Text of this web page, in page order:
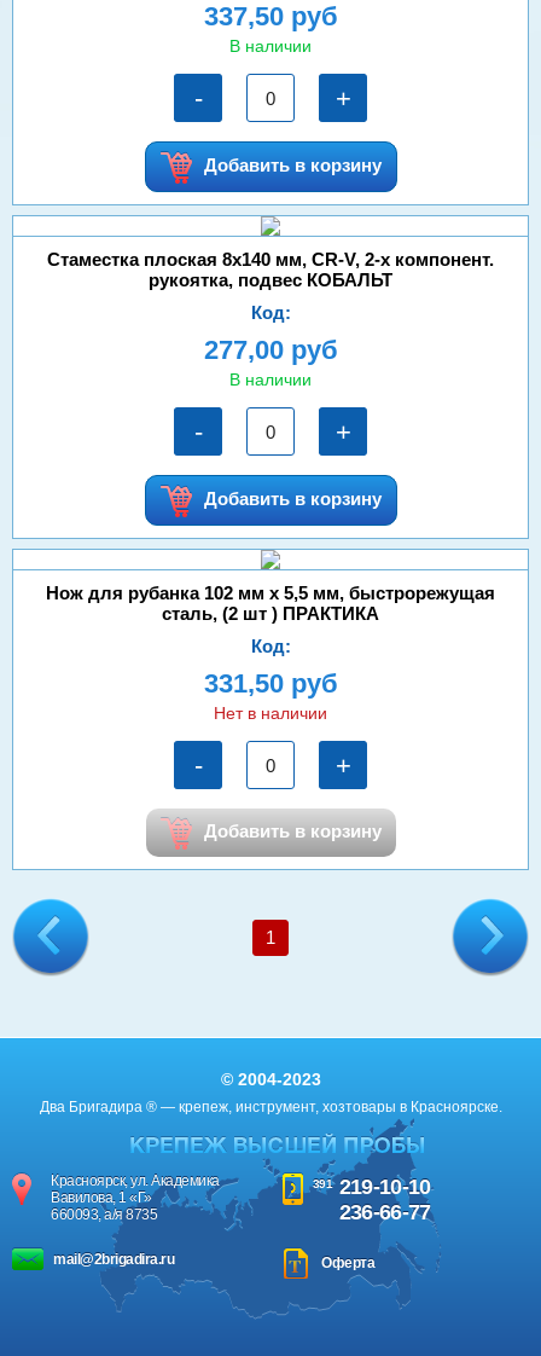
337,50 руб
В наличии
- +
Добавить в корзину
Стаместка плоская 8х140 мм, CR-V, 2-х компонент.
рукоятка, подвес КОБАЛЬТ
Код:
277,00 руб
В наличии
- +
Добавить в корзину
Нож для рубанка 102 мм х 5,5 мм, быстрорежущая
сталь, (2 шт ) ПРАКТИКА
Код:
331,50 руб
Нет в наличии
- +
Добавить в корзину
1
© 2004-2023
Два Бригадира ® — крепеж, инструмент, хозтовары в Красноярске.
Красноярск, ул. Академика
Вавилова, 1 «Г»
660093, а/я 8735
391 219-10-10
236-66-77
mail@2brigadira.ru Оферта